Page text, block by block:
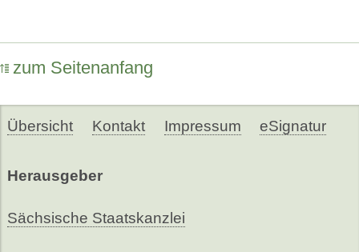
zum Seitenanfang
Übersicht Kontakt Impressum eSignatur
Herausgeber
Sächsische Staatskanzlei